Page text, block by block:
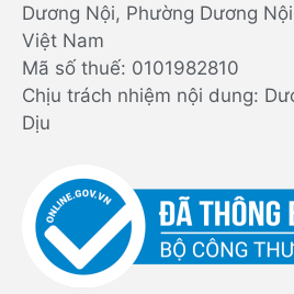
Dương Nội, Phường Dương
Việt Nam
Mã số thuế: 0101982810
Chịu trách nhiệm nội dung:
Dịu